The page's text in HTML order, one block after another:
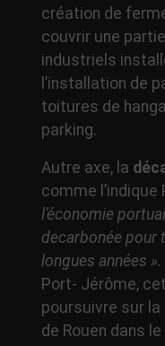
création de
couvrir une
industriels
l’installation de
toitures de
parking.
Autre axe, la
comme l’indique
l’économie
decarbonée pour
longues années ».
Port- Jérôme,
poursuivre sur
de Rouen dans